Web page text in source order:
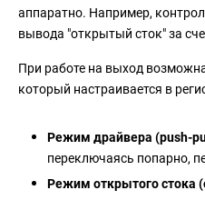
аппаратно. Например,
вывода "открытый сток" за
При работе на выход
который настраивается в
Режим драйвера (push-
переключаясь попарно,
Режим открытого стока